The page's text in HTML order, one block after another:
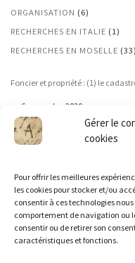
Gérer le
cookies
Pour offrir les meilleures
les cookies pour stocker et/ou
consentir à ces technologies
comportement de navigation ou
consentir ou de retirer son
caractéristiques et fonctions.
ORGANISATION (6)
RECHERCHES EN ITALIE (1)
RECHERCHES EN MOSELLE (33)
Foncier et propriété : (1) le
Date
6 novembre 2020
Vente, succession… comment
25 novembre 2020
28 novembre 2020